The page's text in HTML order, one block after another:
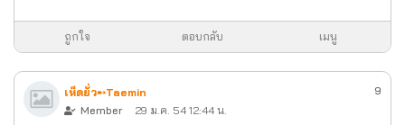
ถูกใจ ตอบกลับ เมนู
เห็ดยั่ว➸Taemin
Member
29 ม.ค. 54 12:44 น.
9